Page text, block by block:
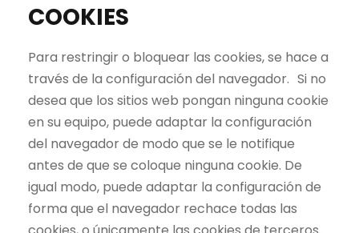
COOKIES
Para restringir o bloquear las cookies, se hace a
través de la configuración del navegador. Si no
desea que los sitios web pongan ninguna cookie
en su equipo, puede adaptar la configuración
del navegador de modo que se le notifique
antes de que se coloque ninguna cookie. De
igual modo, puede adaptar la configuración de
forma que el navegador rechace todas las